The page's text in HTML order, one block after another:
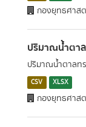
กองยุทธศาส
ปริมาณน้ำตา
ปริมาณน้ำตาลท
CSV XLSX
กองยุทธศาส